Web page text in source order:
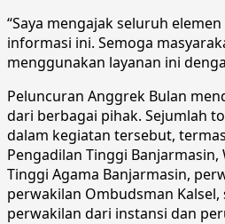
“Saya mengajak seluruh
informasi ini. Semoga
menggunakan layanan ini
Peluncuran Anggrek Bulan
dari berbagai pihak. Sejumlah
dalam kegiatan tersebut,
Pengadilan Tinggi Banjarmasin,
Tinggi Agama Banjarmasin,
perwakilan Ombudsman
perwakilan dari instansi dan